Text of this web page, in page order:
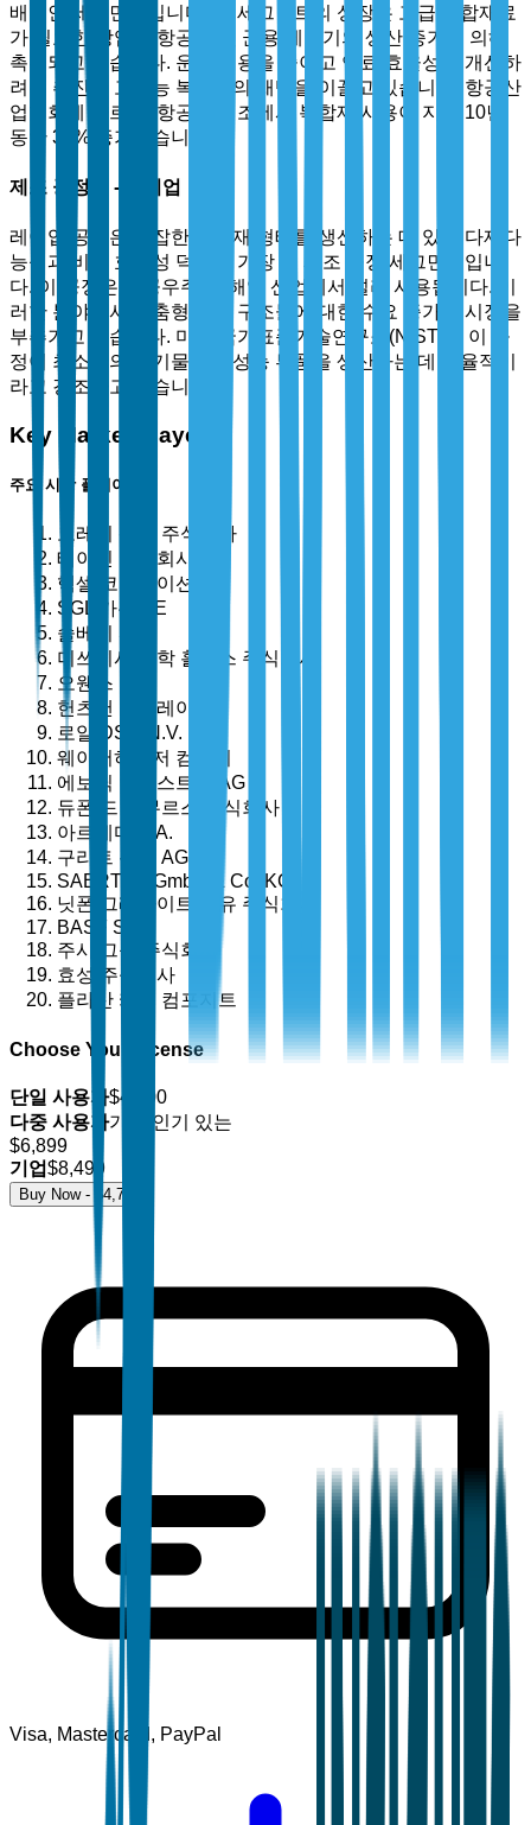
배적인 세그먼트입니다. 이 세그먼트의 성장은 고급 복합재료
가 필요한 상업용 항공기 및 군용 제트기의 생산 증가에 의해
촉진되고 있습니다. 운영 비용을 줄이고 연료 효율성을 개선하
려는 추진이 고성능 복합재의 채택을 이끌고 있습니다. 항공산
업협회에 따르면, 항공기 제조에서 복합재 사용이 지난 10년
동안 35% 증가했습니다.
제조 공정별 - 레이업
레이업 공정은 복잡한 복합재 형태를 생산하는 데 있어 다재다
능성과 비용 효과성 덕분에 가장 큰 제조 공정 세그먼트입니
다. 이 공정은 항공우주 및 해양 산업에서 널리 사용됩니다. 이
러한 분야에서 맞춤형 복합 구조물에 대한 수요 증가가 시장을
부추기고 있습니다. 미국 국가표준기술연구소(NIST)는 이 공
정이 최소한의 폐기물로 고성능 부품을 생산하는 데 효율적이
라고 강조하고 있습니다.
Key Market Players
주요 시장 플레이어
도레이 산업 주식회사
테이진 주식회사
헥셀 코퍼레이션
SGL 카본 SE
솔베이 S.A.
미쓰비시 화학 홀딩스 주식회사
오웬스 코닝
헌츠맨 코퍼레이션
로얄 DSM N.V.
웨이어하우저 컴퍼니
에보닉 인더스트리 AG
듀폰 드 네무르스 주식회사
아르케마 S.A.
구리트 홀딩 AG
SAERTEX GmbH & Co. KG
닛폰 그래파이트 섬유 주식회사
BASF SE
주시 그룹 주식회사
효성 주식회사
플라산 카본 컴포지트
Choose Your License
단일 사용자$4,700
다중 사용자가장 인기 있는
$6,899
기업$8,499
Buy Now - $4,700
Visa, Mastercard, PayPal